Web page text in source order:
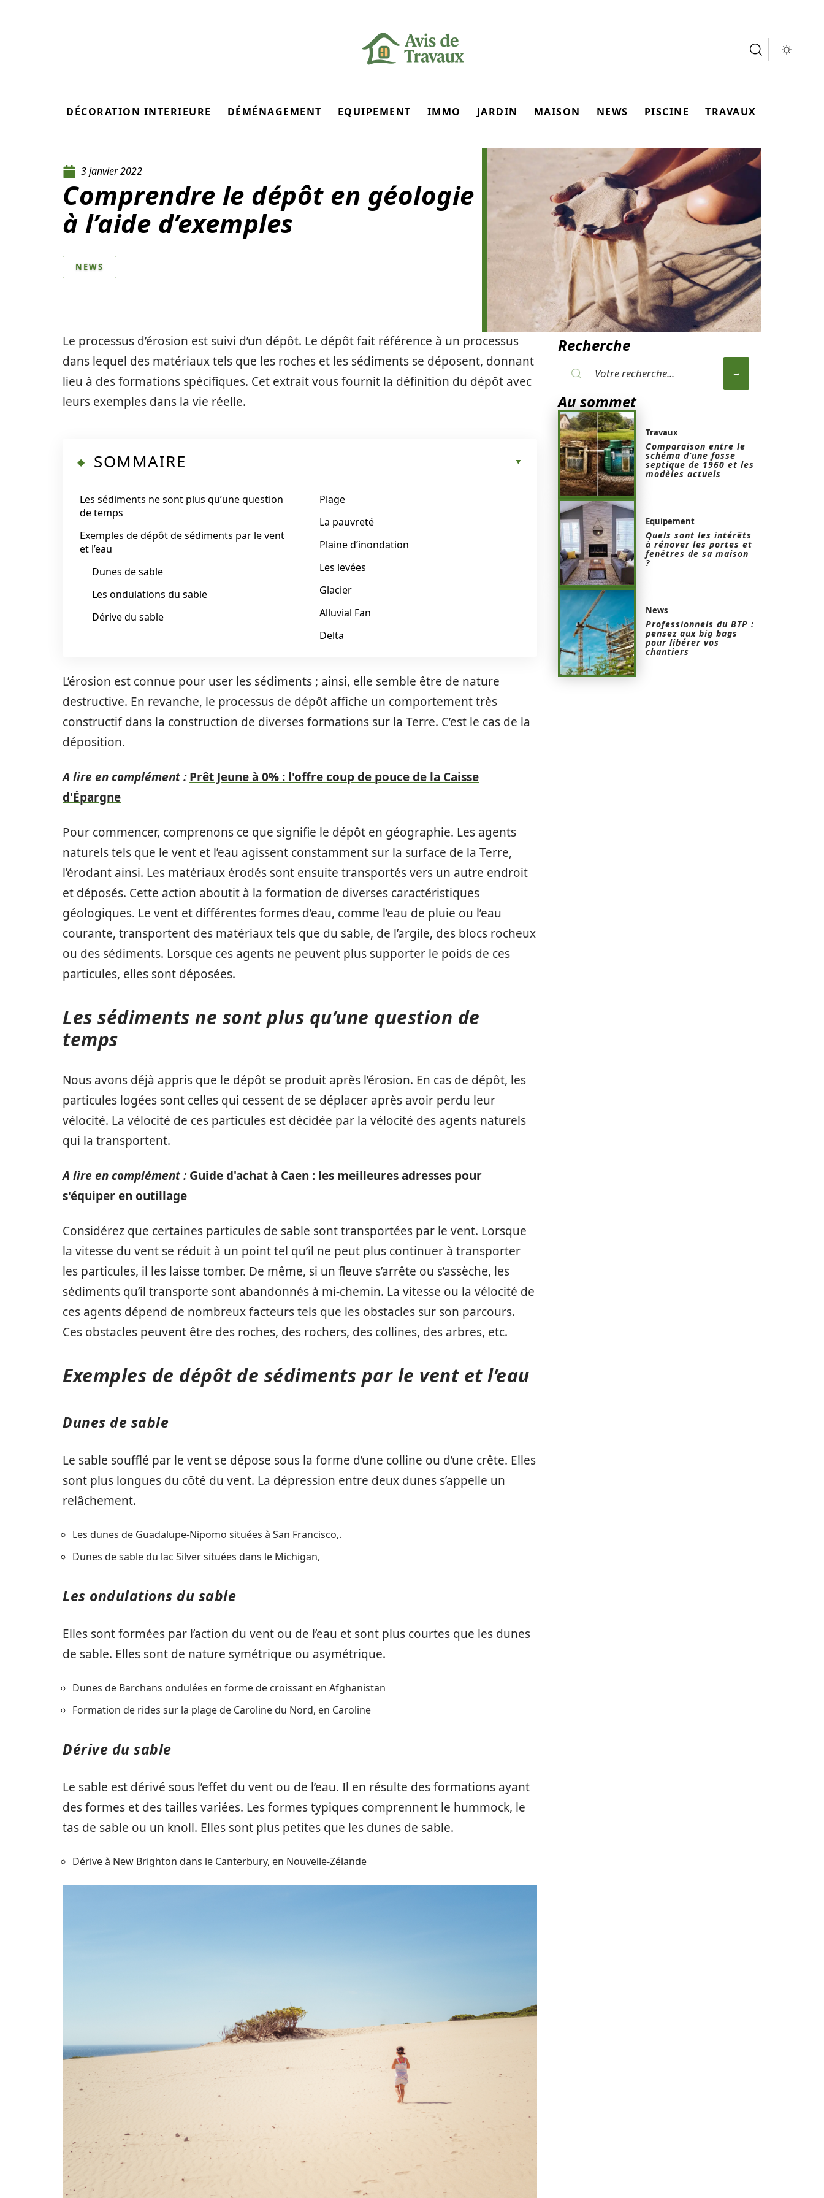
DÉCORATION INTERIEURE DÉMÉNAGEMENT EQUIPEMENT IMMO JARDIN MAISON NEWS PISCINE TRAVAUX
3 janvier 2022
Comprendre le dépôt en géologie
à l’aide d’exemples
NEWS
Le processus d’érosion est suivi d’un dépôt. Le dépôt fait référence à un processus
dans lequel des matériaux tels que les roches et les sédiments se déposent, donnant
lieu à des formations spécifiques. Cet extrait vous fournit la définition du dépôt avec
leurs exemples dans la vie réelle.
SOMMAIRE
Les sédiments ne sont plus qu’une question
de temps
Exemples de dépôt de sédiments par le vent
et l’eau
Dunes de sable
Les ondulations du sable
Dérive du sable
Plage
La pauvreté
Plaine d’inondation
Les levées
Glacier
Alluvial Fan
Delta
L’érosion est connue pour user les sédiments ; ainsi, elle semble être de nature
destructive. En revanche, le processus de dépôt affiche un comportement très
constructif dans la construction de diverses formations sur la Terre. C’est le cas de la
déposition.
A lire en complément : Prêt Jeune à 0% : l'offre coup de pouce de la Caisse
d'Épargne
Pour commencer, comprenons ce que signifie le dépôt en géographie. Les agents
naturels tels que le vent et l’eau agissent constamment sur la surface de la Terre,
l’érodant ainsi. Les matériaux érodés sont ensuite transportés vers un autre endroit
et déposés. Cette action aboutit à la formation de diverses caractéristiques
géologiques. Le vent et différentes formes d’eau, comme l’eau de pluie ou l’eau
courante, transportent des matériaux tels que du sable, de l’argile, des blocs rocheux
ou des sédiments. Lorsque ces agents ne peuvent plus supporter le poids de ces
particules, elles sont déposées.
Les sédiments ne sont plus qu’une question de
temps
Nous avons déjà appris que le dépôt se produit après l’érosion. En cas de dépôt, les
particules logées sont celles qui cessent de se déplacer après avoir perdu leur
vélocité. La vélocité de ces particules est décidée par la vélocité des agents naturels
qui la transportent.
A lire en complément : Guide d'achat à Caen : les meilleures adresses pour
s'équiper en outillage
Considérez que certaines particules de sable sont transportées par le vent. Lorsque
la vitesse du vent se réduit à un point tel qu’il ne peut plus continuer à transporter
les particules, il les laisse tomber. De même, si un fleuve s’arrête ou s’assèche, les
sédiments qu’il transporte sont abandonnés à mi-chemin. La vitesse ou la vélocité de
ces agents dépend de nombreux facteurs tels que les obstacles sur son parcours.
Ces obstacles peuvent être des roches, des rochers, des collines, des arbres, etc.
Exemples de dépôt de sédiments par le vent et l’eau
Dunes de sable
Le sable soufflé par le vent se dépose sous la forme d’une colline ou d’une crête. Elles
sont plus longues du côté du vent. La dépression entre deux dunes s’appelle un
relâchement.
Les dunes de Guadalupe-Nipomo situées à San Francisco,.
Dunes de sable du lac Silver situées dans le Michigan,
Les ondulations du sable
Elles sont formées par l’action du vent ou de l’eau et sont plus courtes que les dunes
de sable. Elles sont de nature symétrique ou asymétrique.
Dunes de Barchans ondulées en forme de croissant en Afghanistan
Formation de rides sur la plage de Caroline du Nord, en Caroline
Dérive du sable
Le sable est dérivé sous l’effet du vent ou de l’eau. Il en résulte des formations ayant
des formes et des tailles variées. Les formes typiques comprennent le hummock, le
tas de sable ou un knoll. Elles sont plus petites que les dunes de sable.
Dérive à New Brighton dans le Canterbury, en Nouvelle-Zélande
Recherche
Au sommet
Travaux
Comparaison entre le
schéma d’une fosse
septique de 1960 et les
modèles actuels
Equipement
Quels sont les intérêts
à rénover les portes et
fenêtres de sa maison
?
News
Professionnels du BTP :
pensez aux big bags
pour libérer vos
chantiers